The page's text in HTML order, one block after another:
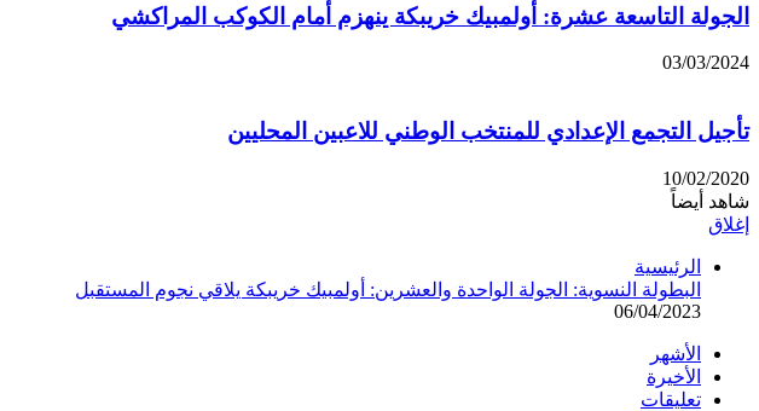
الجولة التاسعة عشرة: أولمبيك خريبكة ينهزم أمام الكوكب المراكشي
03/03/2024
تأجيل التجمع الإعدادي للمنتخب الوطني للاعبين المحليين
10/02/2020
شاهد أيضاً
إغلاق
الرئيسية
البطولة النسوية: الجولة الواحدة والعشرين: أولمبيك خريبكة يلاقي نجوم المستقبل
06/04/2023
الأشهر
الأخيرة
تعليقات